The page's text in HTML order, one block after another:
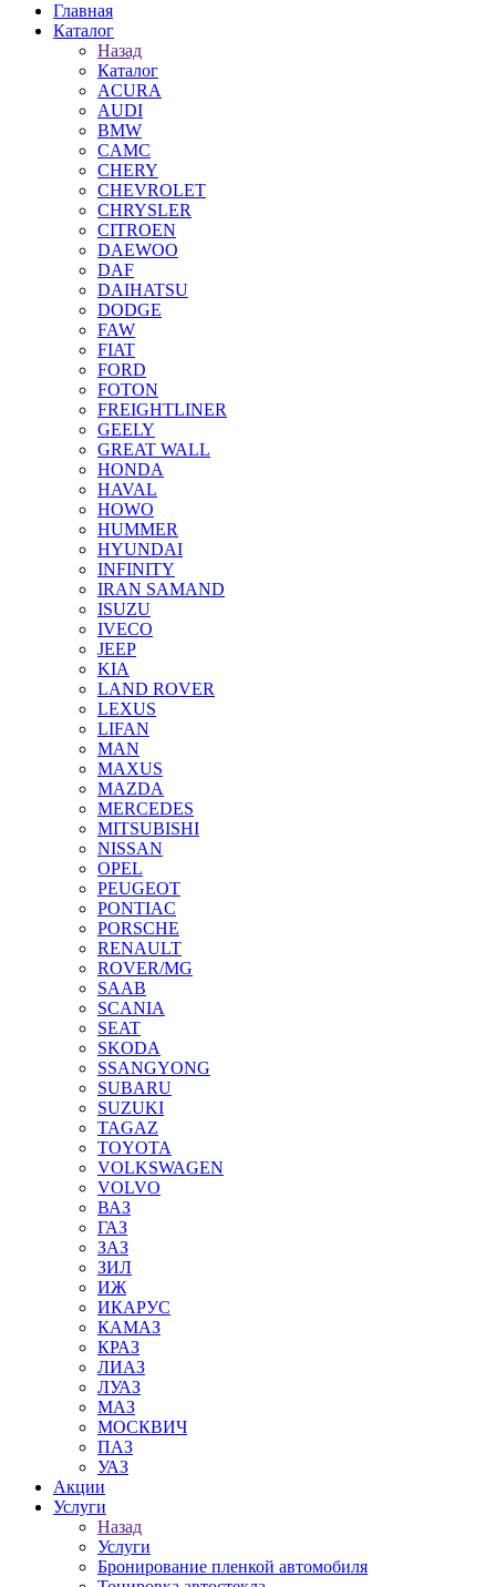
Главная
Каталог
Назад
Каталог
ACURA
AUDI
BMW
CAMC
CHERY
CHEVROLET
CHRYSLER
CITROEN
DAEWOO
DAF
DAIHATSU
DODGE
FAW
FIAT
FORD
FOTON
FREIGHTLINER
GEELY
GREAT WALL
HONDA
HAVAL
HOWO
HUMMER
HYUNDAI
INFINITY
IRAN SAMAND
ISUZU
IVECO
JEEP
KIA
LAND ROVER
LEXUS
LIFAN
MAN
MAXUS
MAZDA
MERCEDES
MITSUBISHI
NISSAN
OPEL
PEUGEOT
PONTIAC
PORSCHE
RENAULT
ROVER/MG
SAAB
SCANIA
SEAT
SKODA
SSANGYONG
SUBARU
SUZUKI
TAGAZ
TOYOTA
VOLKSWAGEN
VOLVO
ВАЗ
ГАЗ
ЗАЗ
ЗИЛ
ИЖ
ИКАРУС
КАМАЗ
КРАЗ
ЛИАЗ
ЛУАЗ
МАЗ
МОСКВИЧ
ПАЗ
УАЗ
Акции
Услуги
Назад
Услуги
Бронирование пленкой автомобиля